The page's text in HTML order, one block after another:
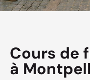
Cours de
à